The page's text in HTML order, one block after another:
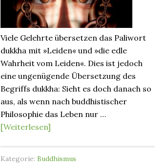
Viele Gelehrte übersetzen das Paliwort
dukkha mit »Leiden« und »die edle
Wahrheit vom Leiden«. Dies ist jedoch
eine ungenügende Übersetzung des
Begriffs dukkha: Sieht es doch danach so
aus, als wenn nach buddhistischer
Philosophie das Leben nur …
[Weiterlesen]
Kategorie: Buddhismus